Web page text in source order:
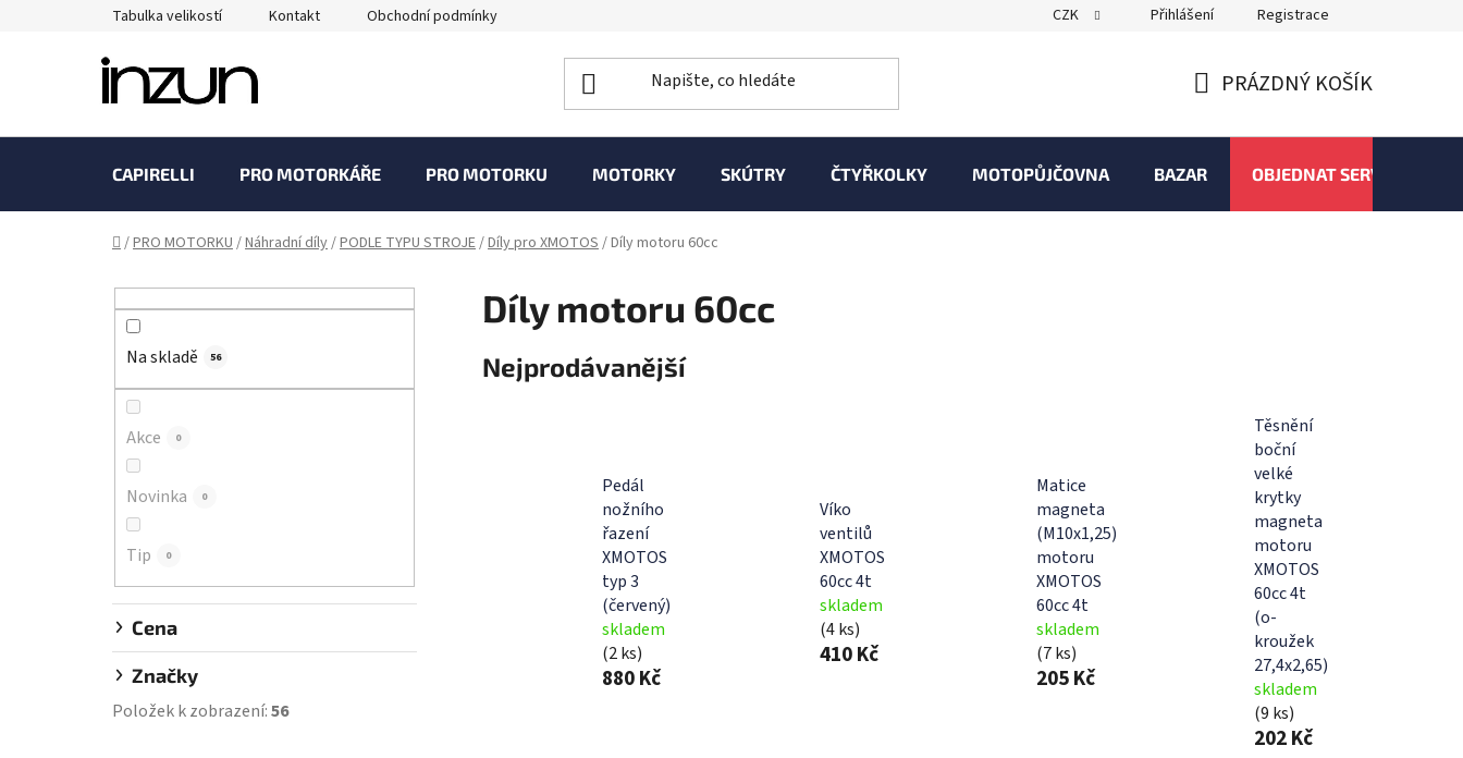
Tabulka velikostí Kontakt Obchodní podmínky CZK Přihlášení Registrace
KOŠÍK
PRÁZDNÝ KOŠÍK
CAPIRELLI PRO MOTORKÁŘE PRO MOTORKU MOTORKY SKÚTRY ČTYŘKOLKY MOTOPŮJČOVNA BAZAR OBJEDNAT SERVIS
Domů
/PRO MOTORKU/Náhradní díly/PODLE TYPU STROJE/Díly pro XMOTOS/Díly motoru 60cc
Na skladě 56
Akce 0
Novinka 0
Tip 0
Cena
Značky
Položek k zobrazení:56
Díly motoru 60cc
Nejprodávanější
Pedál
nožního
řazení
XMOTOS
typ 3
(červený)
skladem
(2 ks)
880 Kč
Víko
ventilů
XMOTOS
60cc 4t
skladem
(4 ks)
410 Kč
Matice
magneta
(M10x1,25)
motoru
XMOTOS
60cc 4t
skladem
(7 ks)
205 Kč
Těsnění
boční
velké
krytky
magneta
motoru
XMOTOS
60cc 4t
(o-
kroužek
27,4x2,65)
skladem
(9 ks)
202 Kč